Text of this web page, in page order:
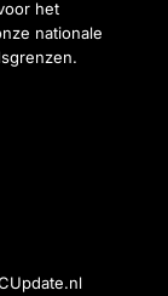
het
nationale